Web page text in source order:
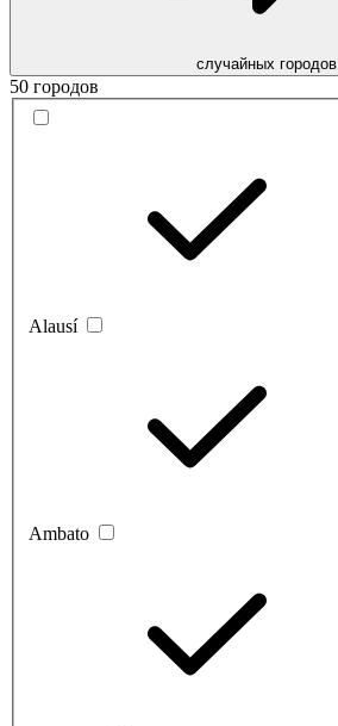
случайных городов
50 городов
Alausí
Ambato